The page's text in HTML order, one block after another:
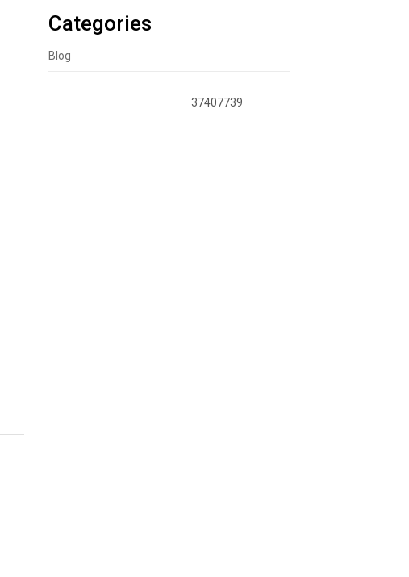
Categories
Blog
37407739